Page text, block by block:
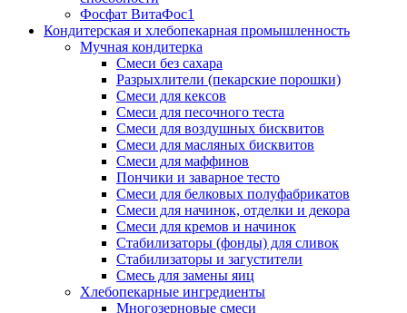
Фосфат ВитаФос1
Кондитерская и хлебопекарная промышленность
Мучная кондитерка
Смеси без сахара
Разрыхлители (пекарские порошки)
Смеси для кексов
Смеси для песочного теста
Смеси для воздушных бисквитов
Смеси для масляных бисквитов
Смеси для маффинов
Пончики и заварное тесто
Cмеси для белковых полуфабрикатов
Смеси для начинок, отделки и декора
Смеси для кремов и начинок
Стабилизаторы (фонды) для сливок
Стабилизаторы и загустители
Смесь для замены яиц
Хлебопекарные ингредиенты
Многозерновые смеси